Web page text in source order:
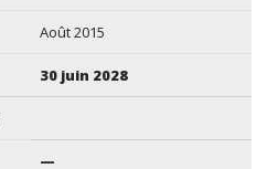
Août 2015
30 juin 2028
—